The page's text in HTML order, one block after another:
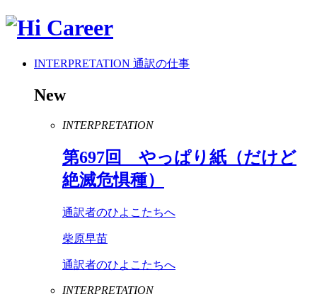
INTERPRETATION 通訳の仕事
New
INTERPRETATION
第697回 やっぱり紙（だけど
絶滅危惧種）
通訳者のひよこたちへ
柴原早苗
通訳者のひよこたちへ
INTERPRETATION